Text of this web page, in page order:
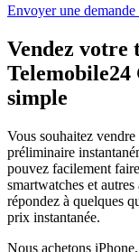
Envoyer une
Vendez votre
simple
Vous souhaitez
préliminaire
pouvez facilement
smartwatches et
répondez à quelques
prix instantanée.
Nous achetons